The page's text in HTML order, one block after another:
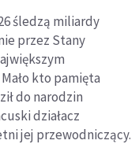
śledzą miliardy
przez Stany
kto pamięta
do narodzin
działacz
jej przewodniczący.